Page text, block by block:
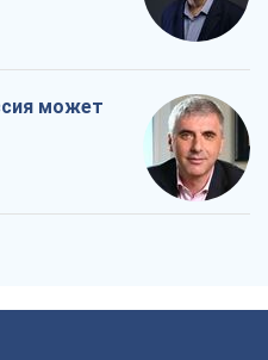
может